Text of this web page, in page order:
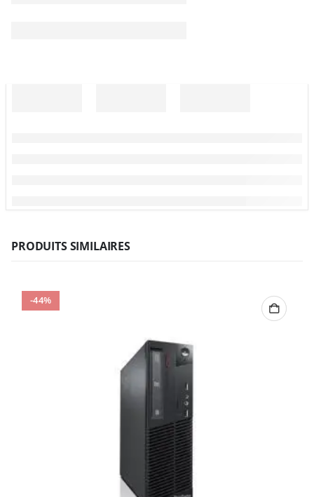
PRODUITS SIMILAIRES
-44%